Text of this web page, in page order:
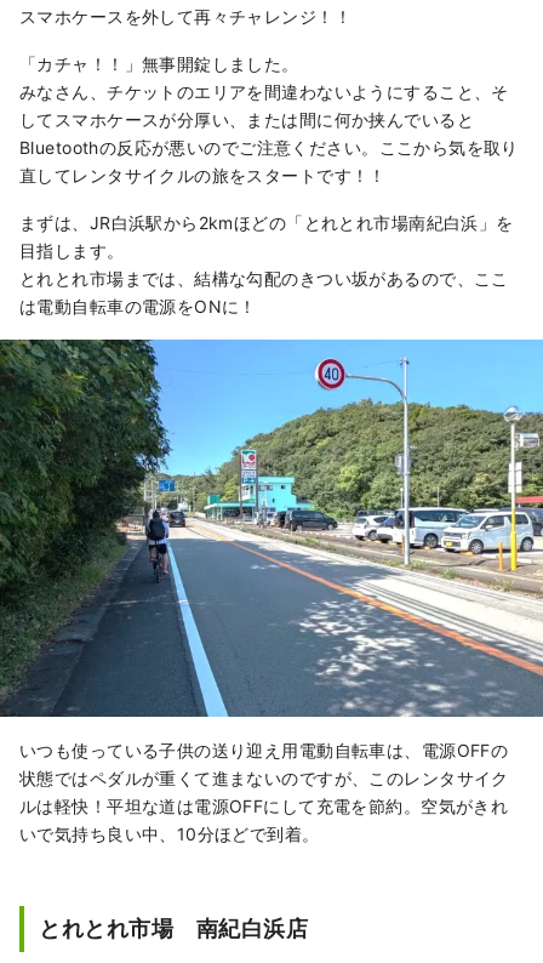
スマホケースを外して再々チャレンジ！！
「カチャ！！」無事開錠しました。
みなさん、チケットのエリアを間違わないようにすること、そ
してスマホケースが分厚い、または間に何か挟んでいると
Bluetoothの反応が悪いのでご注意ください。ここから気を取り
直してレンタサイクルの旅をスタートです！！
まずは、JR白浜駅から2kmほどの「とれとれ市場南紀白浜」を
目指します。
とれとれ市場までは、結構な勾配のきつい坂があるので、ここ
は電動自転車の電源をONに！
いつも使っている子供の送り迎え用電動自転車は、電源OFFの
状態ではペダルが重くて進まないのですが、このレンタサイク
ルは軽快！平坦な道は電源OFFにして充電を節約。空気がきれ
いで気持ち良い中、10分ほどで到着。
とれとれ市場 南紀白浜店